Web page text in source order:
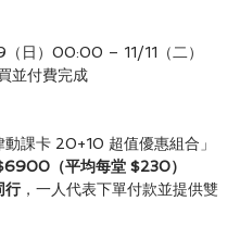
日）00:00 – 11/11（二）
並付費完成
動課卡 20+10 超值優惠組合」
（平均每堂 $230）
行，一人代表下單付款並提供雙